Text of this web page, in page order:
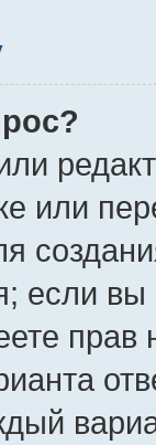
или
если
прав